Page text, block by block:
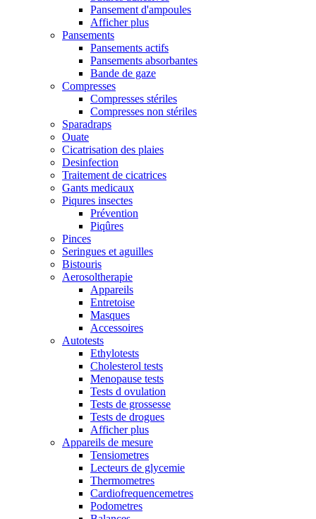
Pansement d'ampoules
Afficher plus
Pansements
Pansements actifs
Pansements absorbantes
Bande de gaze
Compresses
Compresses stériles
Compresses non stériles
Sparadraps
Ouate
Cicatrisation des plaies
Desinfection
Traitement de cicatrices
Gants medicaux
Piqures insectes
Prévention
Piqûres
Pinces
Seringues et aguilles
Bistouris
Aerosoltherapie
Appareils
Entretoise
Masques
Accessoires
Autotests
Ethylotests
Cholesterol tests
Menopause tests
Tests d ovulation
Tests de grossesse
Tests de drogues
Afficher plus
Appareils de mesure
Tensiometres
Lecteurs de glycemie
Thermometres
Cardiofrequencemetres
Podometres